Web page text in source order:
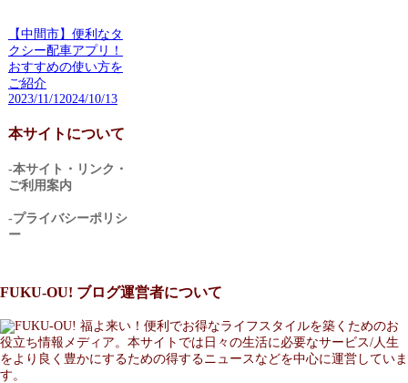
【中間市】便利なタ
クシー配車アプリ！
おすすめの使い方を
ご紹介
2023/11/1 2024/10/13
本サイトについて
-本サイト・リンク・
ご利用案内
-プライバシーポリシ
ー
FUKU-OU! ブログ運営者について
福よ来い！便利でお得なライフスタイルを築くためのお
役立ち情報メディア。本サイトでは日々の生活に必要なサービス/人生
をより良く豊かにするための得するニュースなどを中心に運営していま
す。